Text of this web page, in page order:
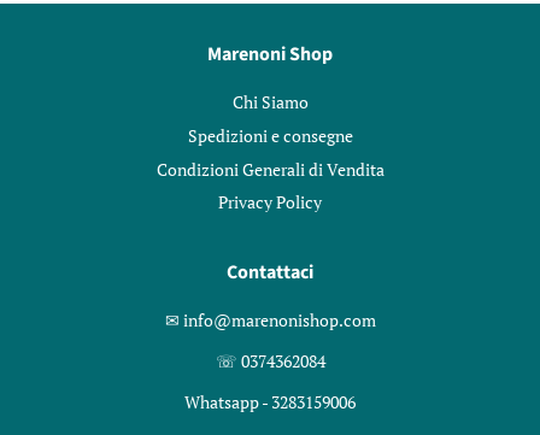
Marenoni Shop
Chi Siamo
Spedizioni e consegne
Condizioni Generali di Vendita
Privacy Policy
Contattaci
✉︎ info@marenonishop.com
☏ 0374362084
Whatsapp - 3283159006